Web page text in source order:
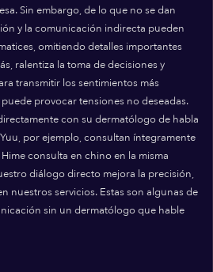
Sin embargo, de lo que no se dan
y la comunicación indirecta pueden
omitiendo detalles importantes
ralentiza la toma de decisiones y
transmitir los sentimientos más
provocar tensiones no deseadas.
con su dermatólogo de habla
por ejemplo, consultan íntegramente
consulta en chino en la misma
diálogo directo mejora la precisión,
nuestros servicios. Estas son algunas de
sin un dermatólogo que hable